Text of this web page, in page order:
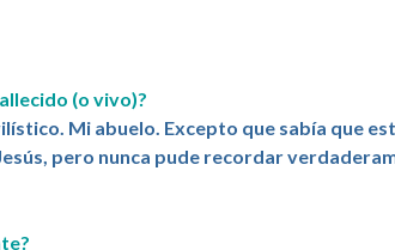
(o vivo)?
Mi abuelo. Excepto que sabía que
pero nunca pude recordar